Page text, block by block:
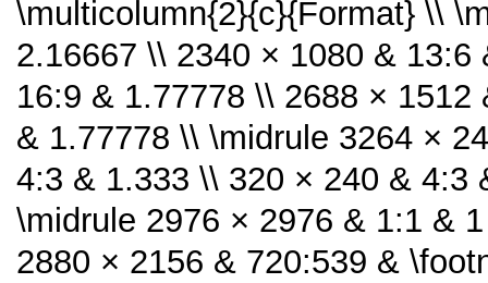
\multicolumn{2}{c}{Format} \\
2.16667 \\ 2340 × 1080 &
16:9 & 1.77778 \\ 2688 ×
& 1.77778 \\ \midrule 3264 ×
4:3 & 1.333 \\ 320 × 240 & 4:3
\midrule 2976 × 2976 & 1:1 &
2880 × 2156 & 720:539 &